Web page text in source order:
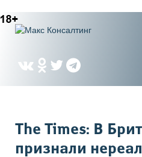
Вы здесь
The Times: В
признали